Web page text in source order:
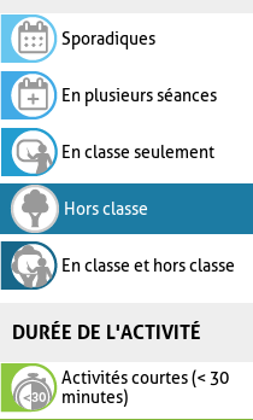
Sporadiques
En plusieurs séances
En classe seulement
Hors classe
En classe et hors classe
DURÉE DE L'ACTIVITÉ
Activités courtes (< 30
minutes)